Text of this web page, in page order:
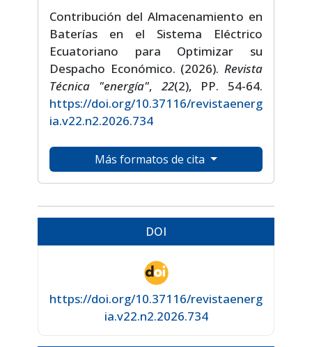
Contribución del Almacenamiento en
Baterías en el Sistema Eléctrico
Ecuatoriano para Optimizar su
Despacho Económico. (2026). Revista
Técnica "energía", 22(2), PP. 54-64.
https://doi.org/10.37116/revistaenerg
ia.v22.n2.2026.734
Más formatos de cita
DOI
https://doi.org/10.37116/revistaenerg
ia.v22.n2.2026.734